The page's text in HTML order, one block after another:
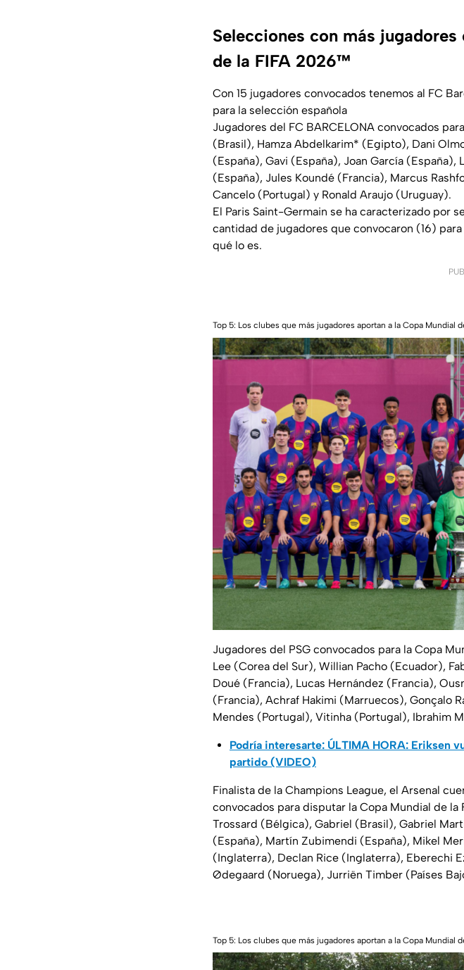
Selecciones con más
de la FIFA 2026™
Con 15 jugadores convocados tenemos al FC
para la selección española
Jugadores del FC BARCELONA convocados
(Brasil), Hamza Abdelkarim* (Egipto), Dani
(España), Gavi (España), Joan García (España),
(España), Jules Koundé (Francia), Marcus
Cancelo (Portugal) y Ronald Araujo (Uruguay).
El Paris Saint-Germain se ha caracterizado por
cantidad de jugadores que convocaron (16)
qué lo es.
Top 5: Los clubes que más jugadores aportan a la Copa Mundial
Jugadores del PSG convocados para la Copa
Lee (Corea del Sur), Willian Pacho (Ecuador),
Doué (Francia), Lucas Hernández (Francia),
(Francia), Achraf Hakimi (Marruecos), Gonçalo
Mendes (Portugal), Vitinha (Portugal), Ibrahim
Podría interesarte: ÚLTIMA HORA: Eriksen
partido (VIDEO)
Finalista de la Champions League, el Arsenal
convocados para disputar la Copa Mundial de
Trossard (Bélgica), Gabriel (Brasil), Gabriel
(España), Martín Zubimendi (España), Mikel
(Inglaterra), Declan Rice (Inglaterra), Eberechi
Ødegaard (Noruega), Jurriën Timber (Países
Top 5: Los clubes que más jugadores aportan a la Copa Mundial